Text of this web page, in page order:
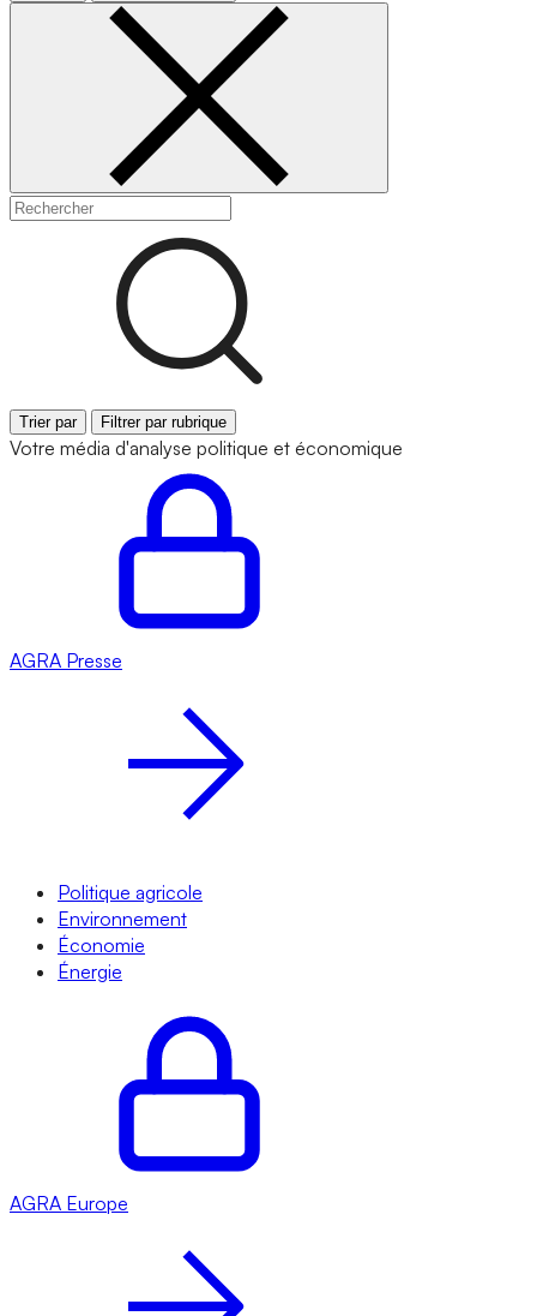
Trier par Filtrer par rubrique
Votre média d'analyse politique et économique
AGRA Presse
Politique agricole
Environnement
Économie
Énergie
AGRA Europe